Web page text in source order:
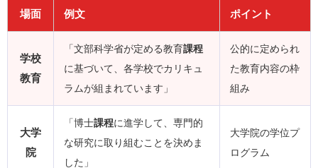
場面 例文 ポイント
学校
教育
「文部科学省が定める教育課程
に基づいて、各学校でカリキュ
ラムが組まれています」
公的に定められ
た教育内容の枠
組み
大学
院
「博士課程に進学して、専門的
な研究に取り組むことを決めま
した」
大学院の学位プ
ログラム